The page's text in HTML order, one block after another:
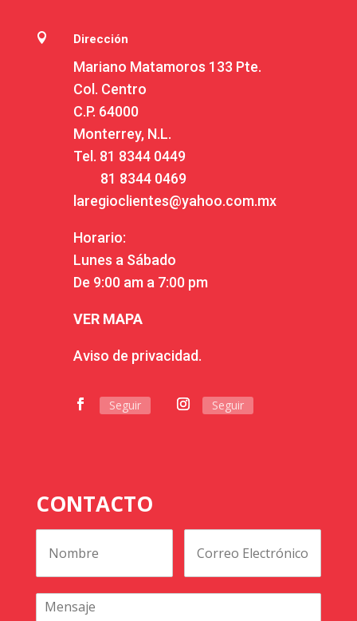
 Dirección
Mariano Matamoros 133 Pte.
Col. Centro
C.P. 64000
Monterrey, N.L.
Tel. 81 8344 0449
81 8344 0469
laregioclientes@yahoo.com.mx
Horario:
Lunes a Sábado
De 9:00 am a 7:00 pm
VER MAPA
Aviso de privacidad.
Seguir Seguir
CONTACTO